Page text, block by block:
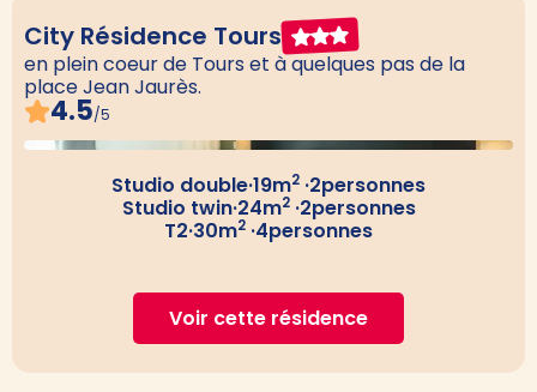
City Résidence Tours
en plein coeur de Tours et à quelques pas de la
place Jean Jaurès.
4.5/5
Studio double·19m2 ·2personnes
Studio twin·24m2·2personnes
T2·30m2 ·4personnes
Voir cette résidence